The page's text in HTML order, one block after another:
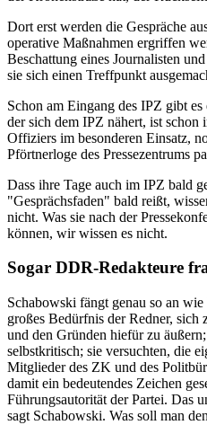
Dort erst werden die Gespräche
operative Maßnahmen ergriffen
Beschattung eines Journalisten
sie sich einen Treffpunkt
Schon am Eingang des IPZ gibt
der sich dem IPZ nähert, ist
Offiziers im besonderen Einsatz,
Pförtnerloge des Pressezentrums
Dass ihre Tage auch im IPZ bald
"Gesprächsfaden" bald reißt,
nicht. Was sie nach der
können, wir wissen es nicht.
Sogar DDR-Redakteure
Schabowski fängt genau so an
großes Bedürfnis der Redner,
und den Gründen hiefür zu
selbstkritisch; sie versuchten, die
Mitglieder des ZK und des
damit ein bedeutendes Zeichen
Führungsautorität der Partei. Das
sagt Schabowski. Was soll man